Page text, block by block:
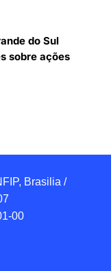
do Sul
sobre ações
Brasilia /
00